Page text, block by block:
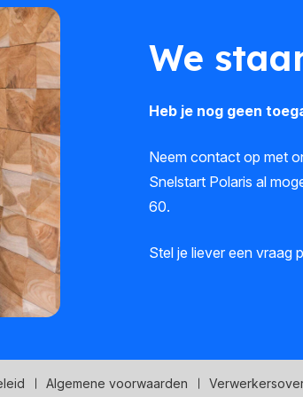
We
Heb je nog geen
Neem contact op met
Snelstart Polaris al
60.
Stel je liever een vraag
Algemene voorwaarden